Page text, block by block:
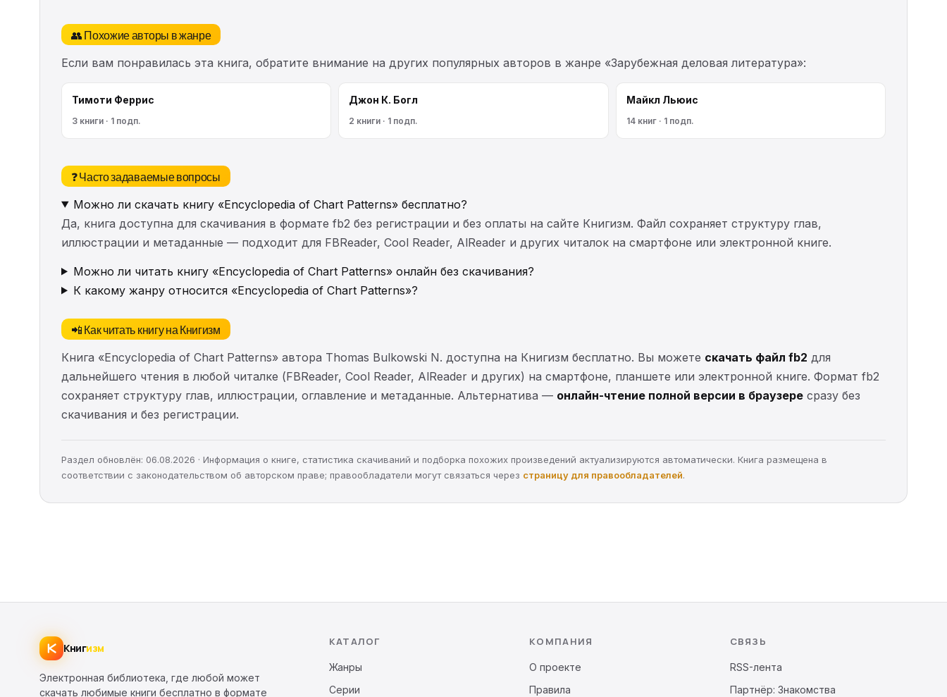
👥 Похожие авторы в жанре
Если вам понравилась эта книга, обратите внимание на других популярных авторов в жанре «Зарубежная деловая литература»:
Тимоти Феррис
3 книги · 1 подп.
Джон К. Богл
2 книги · 1 подп.
Майкл Льюис
14 книг · 1 подп.
❓ Часто задаваемые вопросы
Можно ли скачать книгу «Encyclopedia of Chart Patterns» бесплатно?
Да, книга доступна для скачивания в формате fb2 без регистрации и без оплаты на сайте Книгизм. Файл сохраняет структуру глав,
иллюстрации и метаданные — подходит для FBReader, Cool Reader, AlReader и других читалок на смартфоне или электронной книге.
Можно ли читать книгу «Encyclopedia of Chart Patterns» онлайн без скачивания?
К какому жанру относится «Encyclopedia of Chart Patterns»?
📲 Как читать книгу на Книгизм
Книга «Encyclopedia of Chart Patterns» автора Thomas Bulkowski N. доступна на Книгизм бесплатно. Вы можете скачать файл fb2 для
дальнейшего чтения в любой читалке (FBReader, Cool Reader, AlReader и других) на смартфоне, планшете или электронной книге. Формат fb2
сохраняет структуру глав, иллюстрации, оглавление и метаданные. Альтернатива — онлайн-чтение полной версии в браузере сразу без
скачивания и без регистрации.
Раздел обновлён: 06.08.2026 · Информация о книге, статистика скачиваний и подборка похожих произведений актуализируются автоматически. Книга размещена в
соответствии с законодательством об авторском праве; правообладатели могут связаться через страницу для правообладателей.
Книгизм
Электронная библиотека, где любой может
скачать любимые книги бесплатно в формате
КАТАЛОГ
Жанры
Серии
КОМПАНИЯ
О проекте
Правила
СВЯЗЬ
RSS-лента
Партнёр: Знакомства